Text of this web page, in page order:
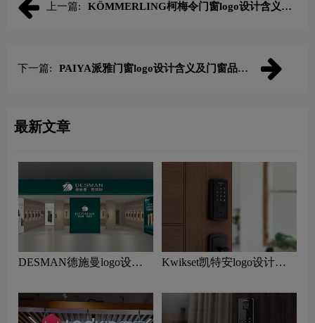
上一篇:
KÖMMERLING柯梅令门窗logo设计含义及
下一篇:
PAIYA派雅门窗logo设计含义及门窗品牌
最新文章
DESMAN德施曼logo设计
Kwikset凯特安logo设计含